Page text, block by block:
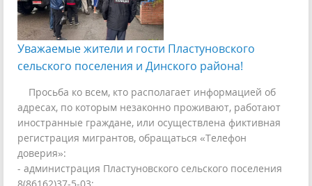
Уважаемые жители и гости Пластуновского
сельского поселения и Динского района!
Просьба ко всем, кто располагает информацией об
адресах, по которым незаконно проживают, работают
иностранные граждане, или осуществлена фиктивная
регистрация мигрантов, обращаться «Телефон
доверия»:
- администрация Пластуновского сельского поселения